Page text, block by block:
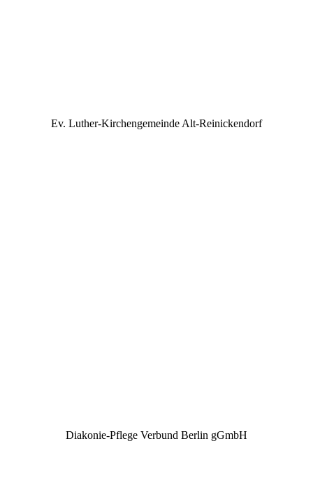
Ev. Luther-Kirchengemeinde Alt-Reinickendorf
Diakonie-Pflege Verbund Berlin gGmbH